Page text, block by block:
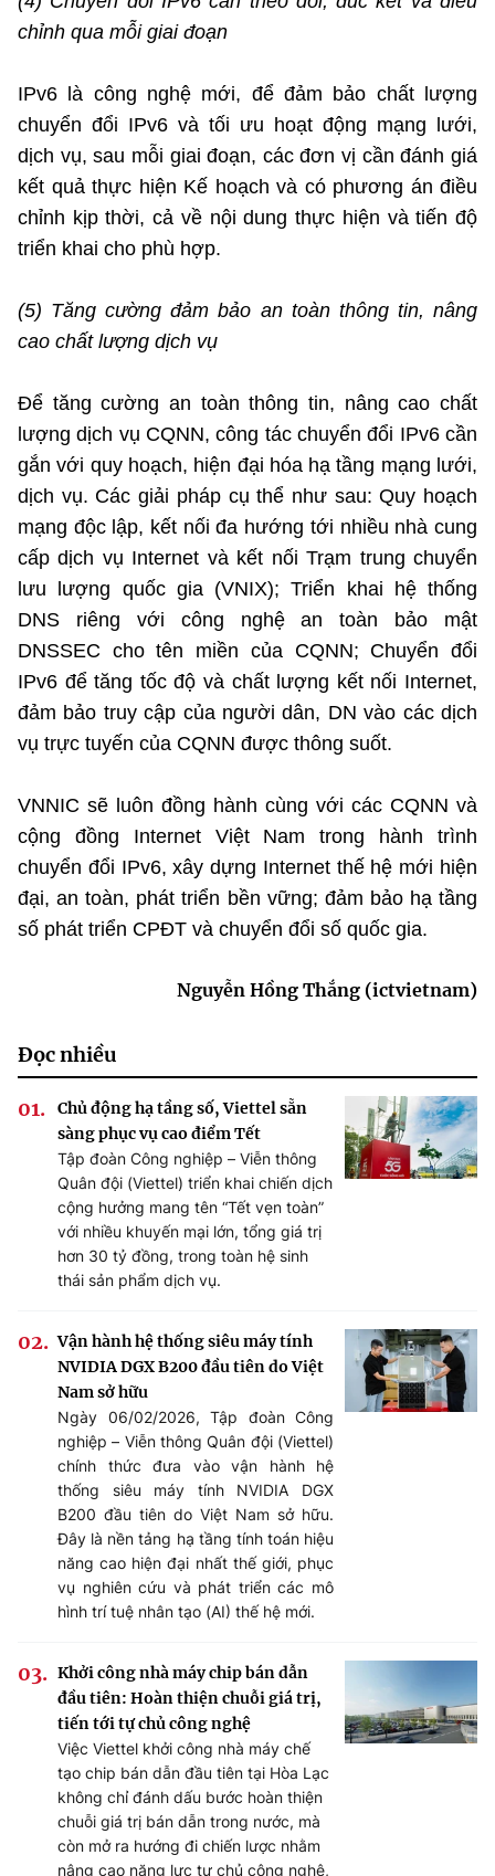
chỉnh qua mỗi giai đoạn
IPv6 là công nghệ mới, để đảm bảo chất lượng
chuyển đổi IPv6 và tối ưu hoạt động mạng lưới,
dịch vụ, sau mỗi giai đoạn, các đơn vị cần đánh giá
kết quả thực hiện Kế hoạch và có phương án điều
chỉnh kịp thời, cả về nội dung thực hiện và tiến độ
triển khai cho phù hợp.
(5) Tăng cường đảm bảo an toàn thông tin, nâng
cao chất lượng dịch vụ
Để tăng cường an toàn thông tin, nâng cao chất
lượng dịch vụ CQNN, công tác chuyển đổi IPv6 cần
gắn với quy hoạch, hiện đại hóa hạ tầng mạng lưới,
dịch vụ. Các giải pháp cụ thể như sau: Quy hoạch
mạng độc lập, kết nối đa hướng tới nhiều nhà cung
cấp dịch vụ Internet và kết nối Trạm trung chuyển
lưu lượng quốc gia (VNIX); Triển khai hệ thống
DNS riêng với công nghệ an toàn bảo mật
DNSSEC cho tên miền của CQNN; Chuyển đổi
IPv6 để tăng tốc độ và chất lượng kết nối Internet,
đảm bảo truy cập của người dân, DN vào các dịch
vụ trực tuyến của CQNN được thông suốt.
VNNIC sẽ luôn đồng hành cùng với các CQNN và
cộng đồng Internet Việt Nam trong hành trình
chuyển đổi IPv6, xây dựng Internet thế hệ mới hiện
đại, an toàn, phát triển bền vững; đảm bảo hạ tầng
số phát triển CPĐT và chuyển đổi số quốc gia.
Nguyễn Hồng Thắng (ictvietnam)
Đọc nhiều
Chủ động hạ tầng số, Viettel sẵn
sàng phục vụ cao điểm Tết
Tập đoàn Công nghiệp – Viễn thông
Quân đội (Viettel) triển khai chiến dịch
cộng hưởng mang tên “Tết vẹn toàn”
với nhiều khuyến mại lớn, tổng giá trị
hơn 30 tỷ đồng, trong toàn hệ sinh
thái sản phẩm dịch vụ.
Vận hành hệ thống siêu máy tính
NVIDIA DGX B200 đầu tiên do Việt
Nam sở hữu
Ngày 06/02/2026, Tập đoàn Công
nghiệp – Viễn thông Quân đội (Viettel)
chính thức đưa vào vận hành hệ
thống siêu máy tính NVIDIA DGX
B200 đầu tiên do Việt Nam sở hữu.
Đây là nền tảng hạ tầng tính toán hiệu
năng cao hiện đại nhất thế giới, phục
vụ nghiên cứu và phát triển các mô
hình trí tuệ nhân tạo (AI) thế hệ mới.
Khởi công nhà máy chip bán dẫn
đầu tiên: Hoàn thiện chuỗi giá trị,
tiến tới tự chủ công nghệ
Việc Viettel khởi công nhà máy chế
tạo chip bán dẫn đầu tiên tại Hòa Lạc
không chỉ đánh dấu bước hoàn thiện
chuỗi giá trị bán dẫn trong nước, mà
còn mở ra hướng đi chiến lược nhằm
nâng cao năng lực tự chủ công nghệ,